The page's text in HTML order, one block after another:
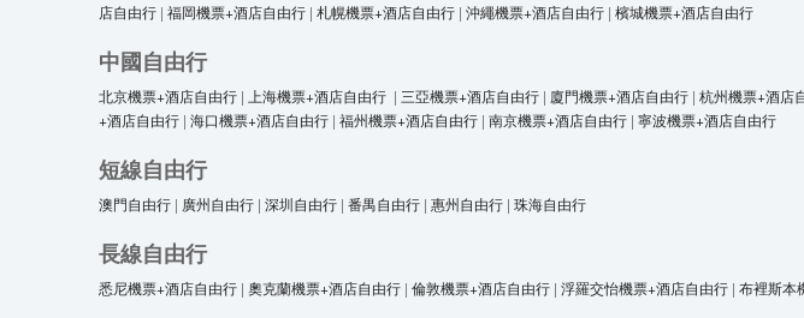
店自由行 | 福岡機票+酒店自由行 | 札幌機票+酒店自由行 | 沖繩機票+酒店自由行 | 檳城機票+酒店自由行
中國自由行
北京機票+酒店自由行 | 上海機票+酒店自由行 | 三亞機票+酒店自由行 | 廈門機票+酒店自由行 | 杭州機票+酒店
+酒店自由行 | 海口機票+酒店自由行 | 福州機票+酒店自由行 | 南京機票+酒店自由行 | 寧波機票+酒店自由行
短線自由行
澳門自由行 | 廣州自由行 | 深圳自由行 | 番禺自由行 | 惠州自由行 | 珠海自由行
長線自由行
悉尼機票+酒店自由行 | 奧克蘭機票+酒店自由行 | 倫敦機票+酒店自由行 | 浮羅交怡機票+酒店自由行 | 布裡斯本